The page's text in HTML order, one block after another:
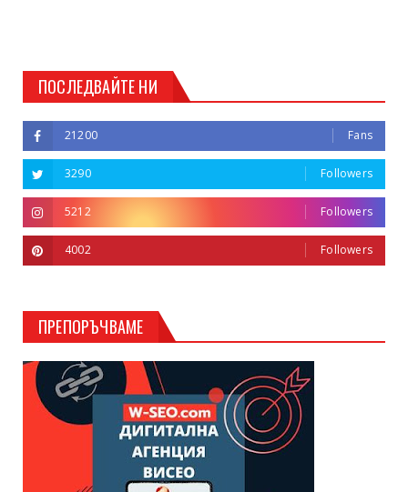
ПОСЛЕДВАЙТЕ НИ
21200 Fans
3290 Followers
5212 Followers
4002 Followers
ПРЕПОРЪЧВАМЕ